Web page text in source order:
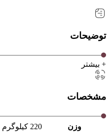
توضیحات
+ بیشتر
مشخصات
وزن 220 کیلوگرم